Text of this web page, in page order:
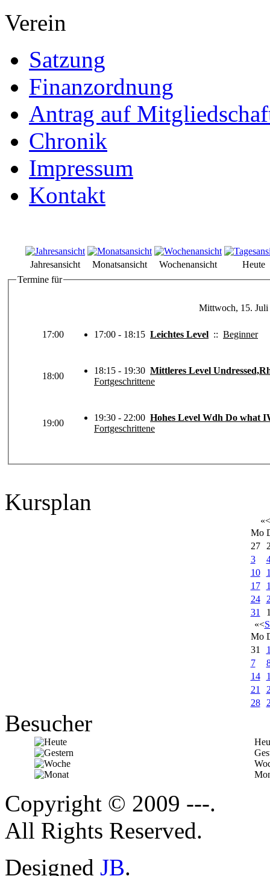
Verein
Satzung
Finanzordnung
Antrag auf
Chronik
Impressum
Kontakt
Jahresansicht Monatsansicht Wochenansicht
Heute
Termine für
Mittwoch, 15. Juli
17:00 17:00 - 18:15 Leichtes Level :: Beginner
18:00
18:15 - 19:30 Mittleres Level
Fortgeschrittene
19:00
19:30 - 22:00 Hohes Level Wdh Do what
Fortgeschrittene
Kursplan
«<
Mo
27
3
10
17
24
31
«<
Mo
31
7
14
21
28
Besucher
Copyright © 2009 ---.
All Rights Reserved.
Designed JB.